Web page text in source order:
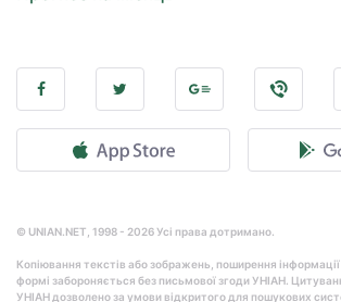
© UNIAN.NET, 1998 - 2026 Усі права дотримано.
Копіювання текстів або зображень, поширення
формі забороняється без письмової згоди УНІАН.
УНІАН дозволено за умови відкритого для пошукових